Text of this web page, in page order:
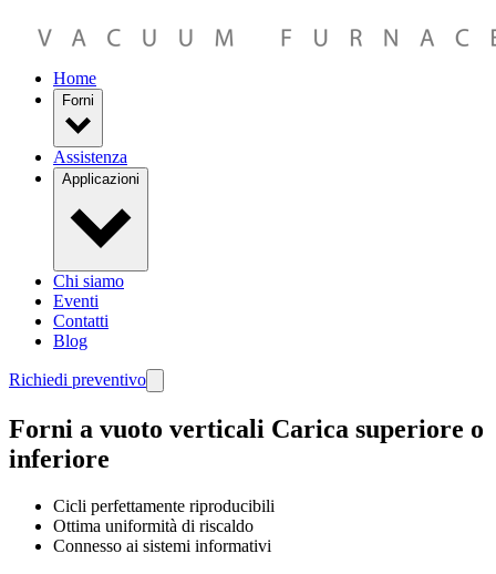
Home
Forni
Assistenza
Applicazioni
Chi siamo
Eventi
Contatti
Blog
Richiedi preventivo
Forni a vuoto verticali Carica superiore o
inferiore
Cicli perfettamente riproducibili
Ottima uniformità di riscaldo
Connesso ai sistemi informativi